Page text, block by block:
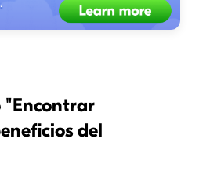
"Encontrar
del